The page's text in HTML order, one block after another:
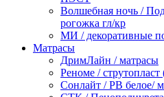
Волшебная ночь /
рогожка гл/кр
МИ / декоративные
Матрасы
ДримЛайн / матрасы
Реноме / струтопласт
Сонлайт / РВ белое/